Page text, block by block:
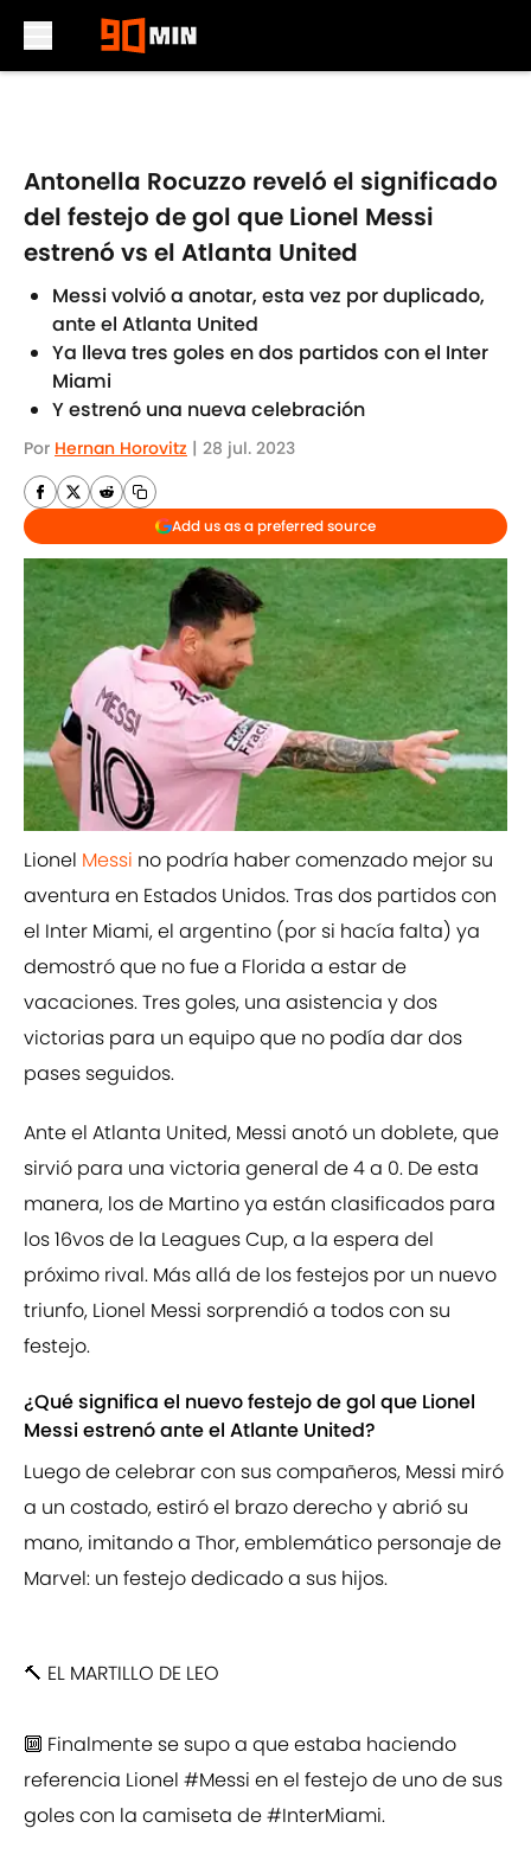
Antonella Rocuzzo reveló el significado
del festejo de gol que Lionel Messi
estrenó vs el Atlanta United
Messi volvió a anotar, esta vez por duplicado,
ante el Atlanta United
Ya lleva tres goles en dos partidos con el Inter
Miami
Y estrenó una nueva celebración
Por Hernan Horovitz | 28 jul. 2023
Add us as a preferred source
Lionel Messi no podría haber comenzado mejor su
aventura en Estados Unidos. Tras dos partidos con
el Inter Miami, el argentino (por si hacía falta) ya
demostró que no fue a Florida a estar de
vacaciones. Tres goles, una asistencia y dos
victorias para un equipo que no podía dar dos
pases seguidos.
Ante el Atlanta United, Messi anotó un doblete, que
sirvió para una victoria general de 4 a 0. De esta
manera, los de Martino ya están clasificados para
los 16vos de la Leagues Cup, a la espera del
próximo rival. Más allá de los festejos por un nuevo
triunfo, Lionel Messi sorprendió a todos con su
festejo.
¿Qué significa el nuevo festejo de gol que Lionel
Messi estrenó ante el Atlante United?
Luego de celebrar con sus compañeros, Messi miró
a un costado, estiró el brazo derecho y abrió su
mano, imitando a Thor, emblemático personaje de
Marvel: un festejo dedicado a sus hijos.
🔨 EL MARTILLO DE LEO
🔟 Finalmente se supo a que estaba haciendo
referencia Lionel #Messi en el festejo de uno de sus
goles con la camiseta de#InterMiami.